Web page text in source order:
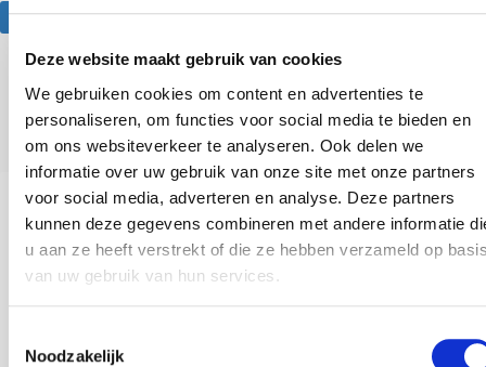
Deze website maakt gebruik van cookies
We gebruiken cookies om content en advertenties te
personaliseren, om functies voor social media te bieden en
om ons websiteverkeer te analyseren. Ook delen we
informatie over uw gebruik van onze site met onze partners
voor social media, adverteren en analyse. Deze partners
kunnen deze gegevens combineren met andere informatie
u aan ze heeft verstrekt of die ze hebben verzameld op
van uw gebruik van hun services.
Noodzakelijk
Website
Anderen bekeken ook